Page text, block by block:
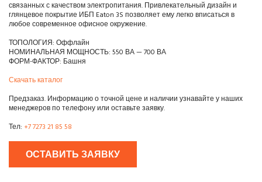
связанных с качеством электропитания. Привлекательный дизайн и
глянцевое покрытие ИБП Eaton 3S позволяет ему легко вписаться в
любое современное офисное окружение.
ТОПОЛОГИЯ: Оффлайн
НОМИНАЛЬНАЯ МОЩНОСТЬ: 550 ВА — 700 ВА
ФОРМ-ФАКТОР: Башня
Скачать каталог
Предзаказ. Информацию о точной цене и наличии узнавайте у наших
менеджеров по телефону или оставьте заявку.
Тел: +7 7273 21 85 58
ОСТАВИТЬ ЗАЯВКУ